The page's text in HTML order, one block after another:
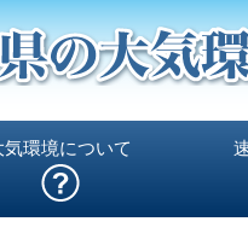
気環境について